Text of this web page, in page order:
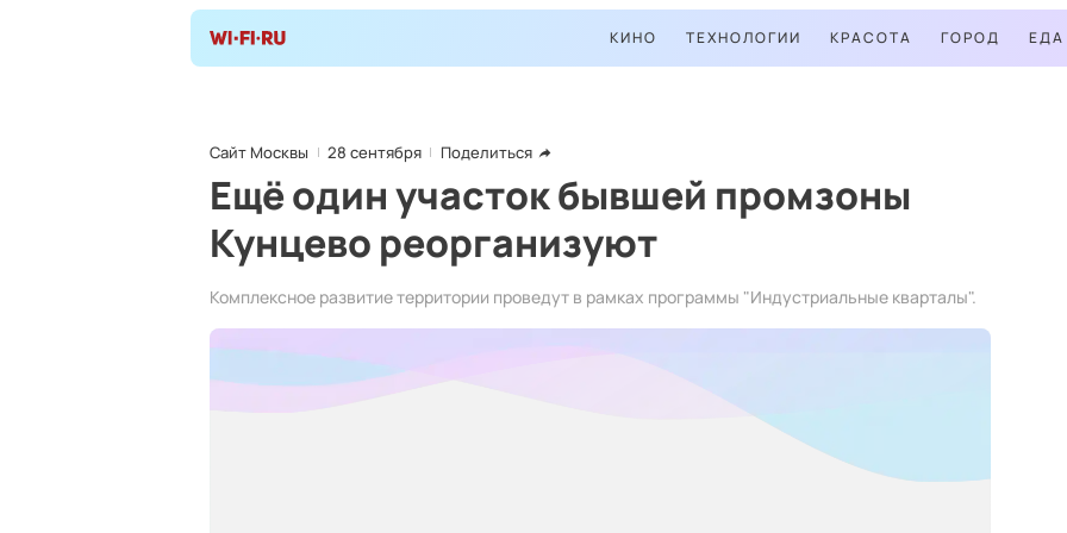
КИНО ТЕХНОЛОГИИ КРАСОТА ГОРОД ЕДА
Сайт Москвы 28 сентября Поделиться
Ещё один участок бывшей промзоны
Кунцево реорганизуют
Комплексное развитие территории проведут в рамках программы "Индустриальные кварталы".